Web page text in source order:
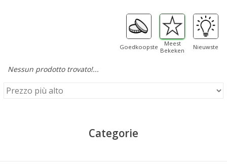
Goedkoopste
Meest
Bekeken
Nieuwste
Nessun prodotto trovato!...
Categorie